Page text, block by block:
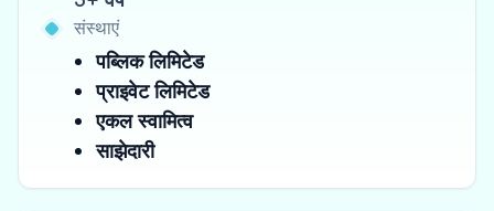
संस्थाएं
पब्लिक लिमिटेड
प्राइवेट लिमिटेड
एकल स्वामित्व
साझेदारी